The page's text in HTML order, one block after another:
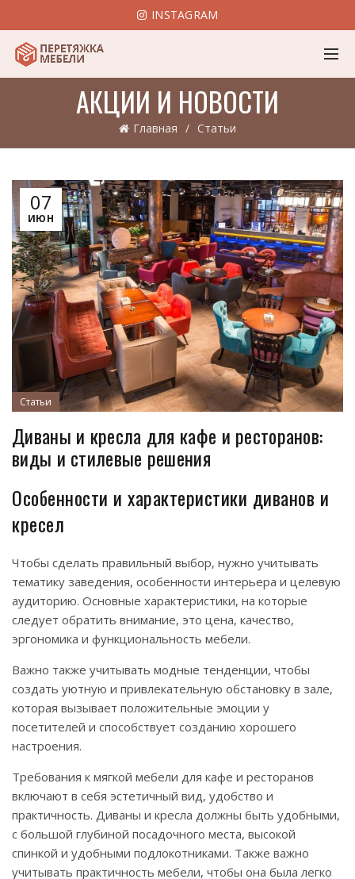
INSTAGRAM
АКЦИИ И НОВОСТИ
Главная Статьи
07
ИЮН
Статьи
Диваны и кресла для кафе и ресторанов:
виды и стилевые решения
Особенности и характеристики диванов и
кресел
Чтобы сделать правильный выбор, нужно учитывать
тематику заведения, особенности интерьера и целевую
аудиторию. Основные характеристики, на которые
следует обратить внимание, это цена, качество,
эргономика и функциональность мебели.
Важно также учитывать модные тенденции, чтобы
создать уютную и привлекательную обстановку в зале,
которая вызывает положительные эмоции у
посетителей и способствует созданию хорошего
настроения.
Требования к мягкой мебели для кафе и ресторанов
включают в себя эстетичный вид, удобство и
практичность. Диваны и кресла должны быть удобными,
с большой глубиной посадочного места, высокой
спинкой и удобными подлокотниками. Также важно
учитывать практичность мебели, чтобы она была легко